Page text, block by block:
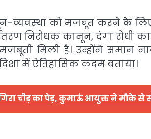
व्यवस्था को मजबूत करने के लिए
निरोधक कानून, दंगा रोधी
मिली है। उन्होंने समान
में ऐतिहासिक कदम बताया।
चीड़ का पेड़, कुमाऊं आयुक्त ने मौके से